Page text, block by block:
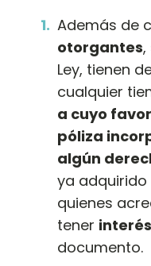
Además de
otorgantes,
Ley, tienen
cualquier
a cuyo
póliza
algún
ya
quienes
tener
documento.